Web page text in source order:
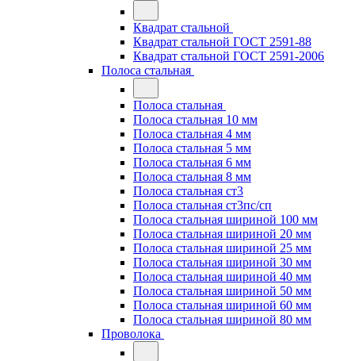
Квадрат стальной
Квадрат стальной ГОСТ 2591-88
Квадрат стальной ГОСТ 2591-2006
Полоса стальная
Полоса стальная
Полоса стальная 10 мм
Полоса стальная 4 мм
Полоса стальная 5 мм
Полоса стальная 6 мм
Полоса стальная 8 мм
Полоса стальная ст3
Полоса стальная ст3пс/сп
Полоса стальная шириной 100 мм
Полоса стальная шириной 20 мм
Полоса стальная шириной 25 мм
Полоса стальная шириной 30 мм
Полоса стальная шириной 40 мм
Полоса стальная шириной 50 мм
Полоса стальная шириной 60 мм
Полоса стальная шириной 80 мм
Проволока